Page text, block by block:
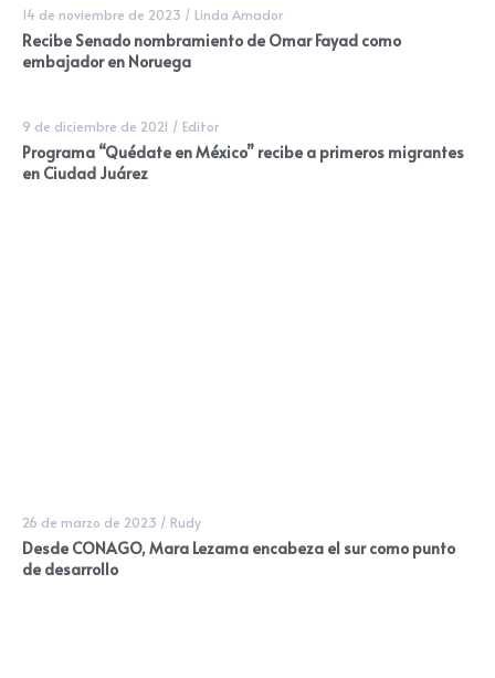
14 de noviembre de 2023 / Linda Amador
Recibe Senado nombramiento de Omar Fayad como
embajador en Noruega
9 de diciembre de 2021 / Editor
Programa “Quédate en México” recibe a primeros migrantes
en Ciudad Juárez
26 de marzo de 2023 / Rudy
Desde CONAGO, Mara Lezama encabeza el sur como punto
de desarrollo